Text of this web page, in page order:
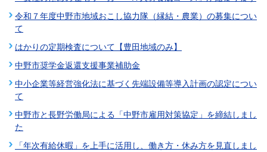
令和７年度中野市地域おこし協力隊（縁結・農業）の募集につい
て
はかりの定期検査について【豊田地域のみ】
中野市奨学金返還支援事業補助金
中小企業等経営強化法に基づく先端設備等導入計画の認定につい
て
中野市と長野労働局による「中野市雇用対策協定」を締結しまし
た
「年次有給休暇」を上手に活用し、働き方・休み方を見直しまし